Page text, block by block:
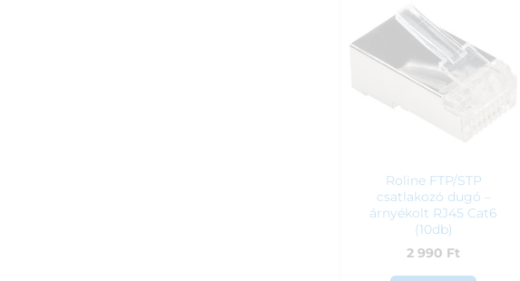
Roline FTP/STP
csatlakozó dugó –
árnyékolt RJ45 Cat6
(10db)
2 990 Ft